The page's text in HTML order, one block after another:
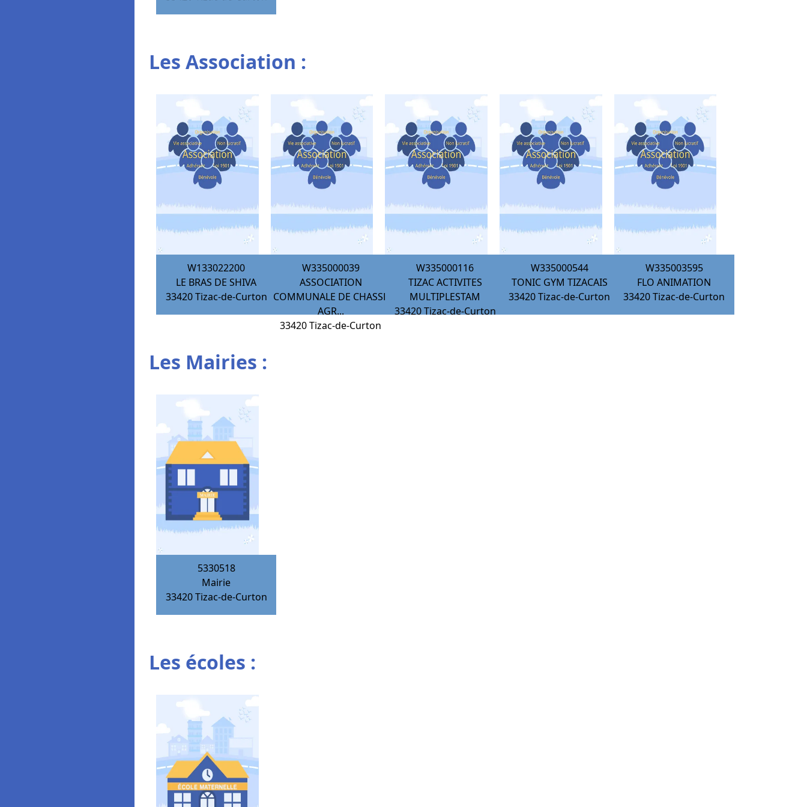
Les Association :
W133022200
LE BRAS DE SHIVA
33420 Tizac-de-Curton
W335000039
ASSOCIATION
COMMUNALE DE CHASSE
AGR...
33420Tizac-de-Curton
W335000116
TIZAC ACTIVITES
MULTIPLESTAM
33420Tizac-de-Curton
W335000544
TONIC GYM TIZACAIS
33420 Tizac-de-Curton
W335003595
FLO ANIMATION
33420Tizac-de-Curton
Les Mairies :
5330518
Mairie
33420 Tizac-de-Curton
Les écoles :